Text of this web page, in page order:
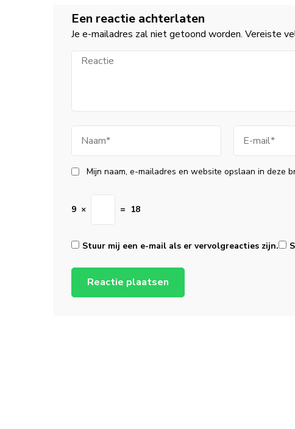
Een reactie achterlaten
Je e-mailadres zal niet getoond worden. Vereiste
Reactie
mail
Mijn naam, e-mailadres en website opslaan in deze
9 × = 18
Stuur mij een e-mail als er vervolgreacties zijn.